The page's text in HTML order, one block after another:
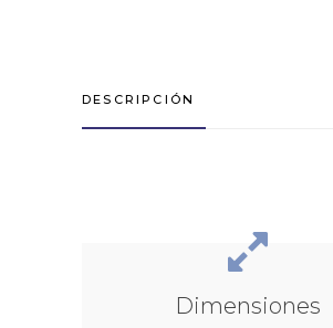
DESCRIPCIÓN
Dimensiones